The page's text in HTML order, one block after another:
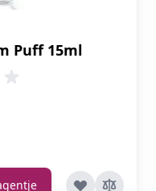
Puff 15ml